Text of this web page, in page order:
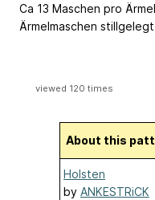
Ca 13 Maschen pro
Ärmelmaschen
viewed 120 times
About this
Holsten
by ANKESTRiCK